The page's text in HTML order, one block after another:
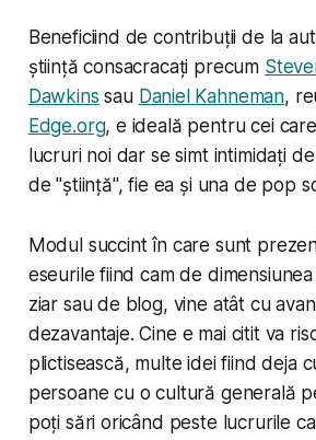
Beneficiind de contribuții de la
știință consacracați precum
Dawkins sau Daniel Kahneman,
Edge.org, e ideală pentru cei
lucruri noi dar se simt intimidați
de "știință", fie ea și una de pop
Modul succint în care sunt
eseurile fiind cam de
ziar sau de blog, vine atât cu
dezavantaje. Cine e mai citit va
plictisească, multe idei fiind deja
persoane cu o cultură generală
poți sări oricând peste lucrurile